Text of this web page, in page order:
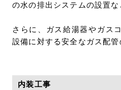
の水の排出システムの設置な
さらに、ガス給湯器やガス
設備に対する安全なガス配管
内装工事